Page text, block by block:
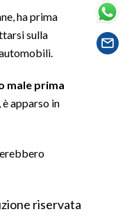
ha prima
sulla
male prima
è apparso in
riservata